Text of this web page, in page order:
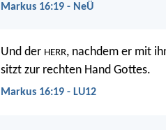
Markus 16:19 - NeÜ
Und der HERR, nachdem er mit
sitzt zur rechten Hand Gottes.
Markus 16:19 - LU12